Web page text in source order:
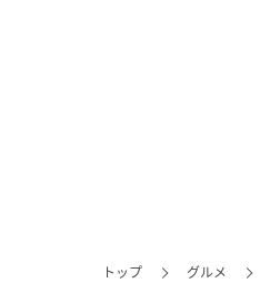
トップ グルメ